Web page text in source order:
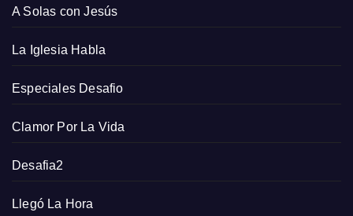
A Solas con Jesús
La Iglesia Habla
Especiales Desafio
Clamor Por La Vida
Desafia2
Llegó La Hora